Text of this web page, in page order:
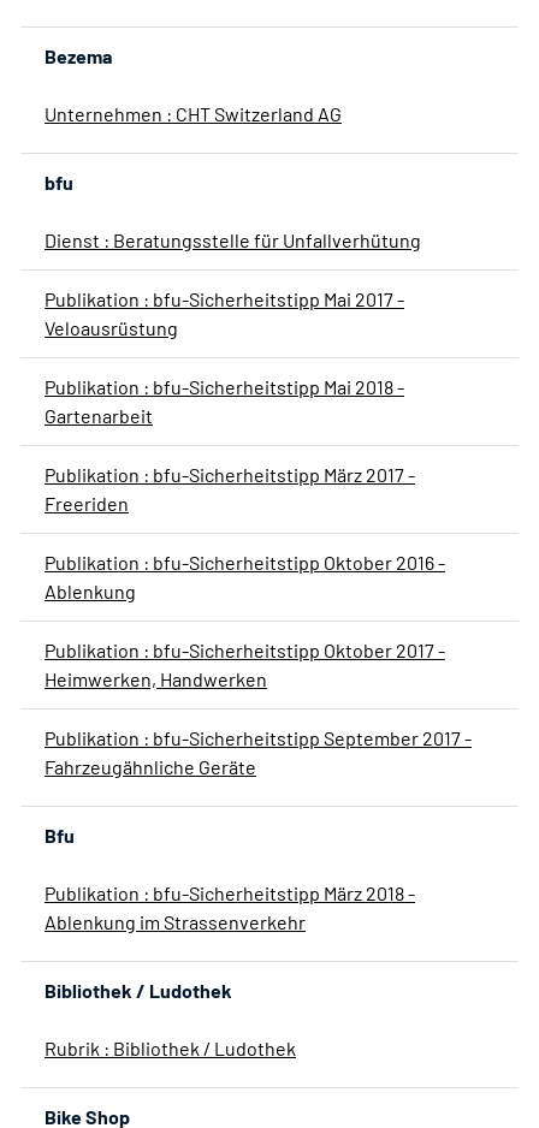
Bezema
Unternehmen : CHT Switzerland AG
bfu
Dienst : Beratungsstelle für Unfallverhütung
Publikation : bfu-Sicherheitstipp Mai 2017 -
Veloausrüstung
Publikation : bfu-Sicherheitstipp Mai 2018 -
Gartenarbeit
Publikation : bfu-Sicherheitstipp März 2017 -
Freeriden
Publikation : bfu-Sicherheitstipp Oktober 2016 -
Ablenkung
Publikation : bfu-Sicherheitstipp Oktober 2017 -
Heimwerken, Handwerken
Publikation : bfu-Sicherheitstipp September 2017 -
Fahrzeugähnliche Geräte
Bfu
Publikation : bfu-Sicherheitstipp März 2018 -
Ablenkung im Strassenverkehr
Bibliothek / Ludothek
Rubrik : Bibliothek / Ludothek
Bike Shop